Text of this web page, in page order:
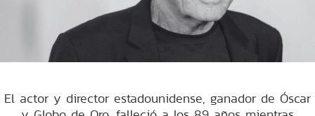
El actor y director estadounidense, ganador de Óscar